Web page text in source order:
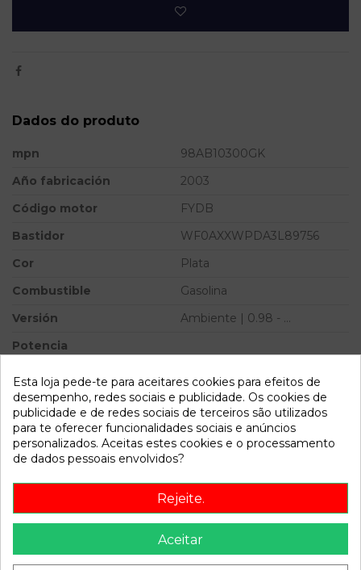
Dados do produto
mpn
98AB10300GK
Año fabricación
2003
Código motor
FYDB
Bastidor
WF0AXXWPDA3L89756
Cor
Plata
Combustible
Gasolina
Versión
Ambiente | 0.98 - ...
Potencia
Ref.Equivalencia
Modelo
FOCUS BERLINA (CAK)
Ambiente | 0.98 - ...
Referência 807057
2022-04-06
Descrição
Esta loja pede-te para aceitares cookies para efeitos de
desempenho, redes sociais e publicidade. Os cookies de
publicidade e de redes sociais de terceiros são utilizados
para te oferecer funcionalidades sociais e anúncios
personalizados. Aceitas estes cookies e o processamento
de dados pessoais envolvidos?
Rejeite.
Aceitar